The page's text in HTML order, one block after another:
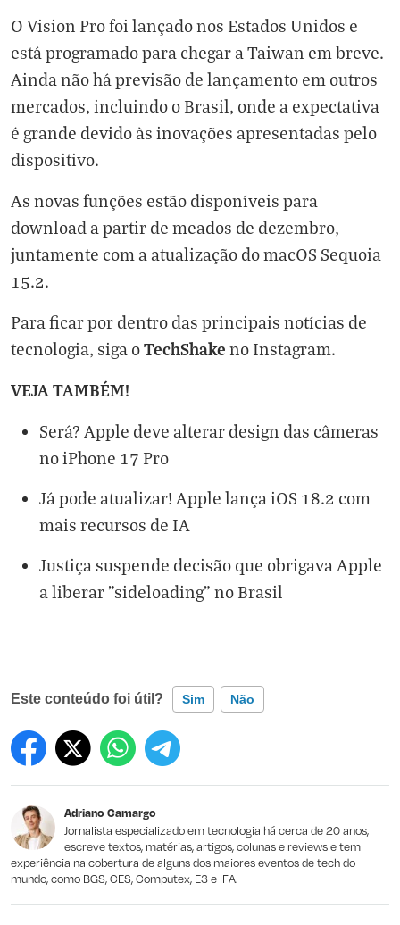
O Vision Pro foi lançado nos Estados Unidos e
está programado para chegar a Taiwan em breve.
Ainda não há previsão de lançamento em outros
mercados, incluindo o Brasil, onde a expectativa
é grande devido às inovações apresentadas pelo
dispositivo.
As novas funções estão disponíveis para
download a partir de meados de dezembro,
juntamente com a atualização do macOS Sequoia
15.2.
Para ficar por dentro das principais notícias de
tecnologia, siga oTechShake no Instagram.
VEJA TAMBÉM!
Será? Apple deve alterar design das câmeras
no iPhone 17 Pro
Já pode atualizar! Apple lança iOS 18.2 com
mais recursos de IA
Justiça suspende decisão que obrigava Apple
a liberar "sideloading" no Brasil
Este conteúdo foi útil? Sim Não
Este conteúdo contém informação incorreta
Outro
Adriano Camargo
Jornalista especializado em tecnologia há cerca de 20 anos,
escreve textos, matérias, artigos, colunas e reviews e tem
experiência na cobertura de alguns dos maiores eventos de tech do
mundo, como BGS, CES, Computex, E3 e IFA.